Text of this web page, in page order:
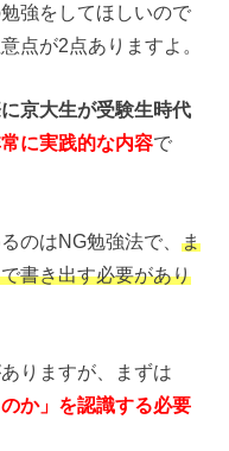
強をしてほしいので
点が2点ありますよ。
京大生が受験生時代
に実践的な内容で
のはNG勉強法で、ま
書き出す必要があり
りますが、まずは
か」を認識する必要